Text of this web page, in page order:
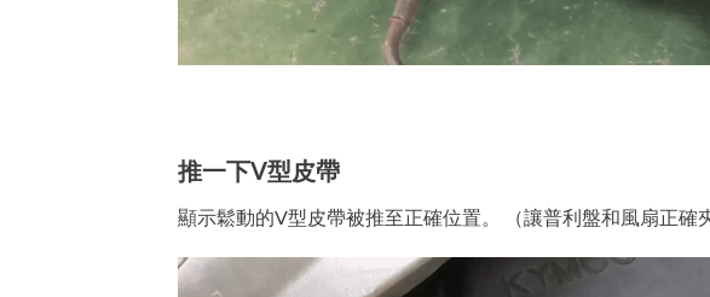
推一下V型皮帶
顯示鬆動的V型皮帶被推至正確位置。 （讓普利盤和風扇正確